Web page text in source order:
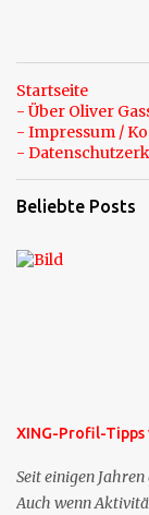
Startseite
- Über Oliver
- Impressum /
-
Beliebte Posts
XING-Profil-
Seit einigen
Auch wenn